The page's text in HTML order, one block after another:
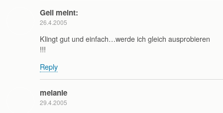
Geli meint:
26.4.2005
Klingt gut und einfach…werde ich gleich ausprobieren
!!!
Reply
melanie
29.4.2005